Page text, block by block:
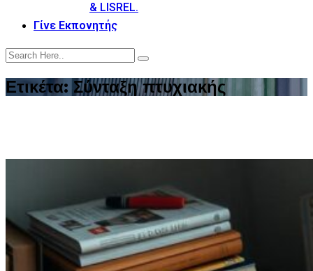
& LISREL.
Γίνε Εκπονητής
Ετικέτα: Σύνταξη πτυχιακής